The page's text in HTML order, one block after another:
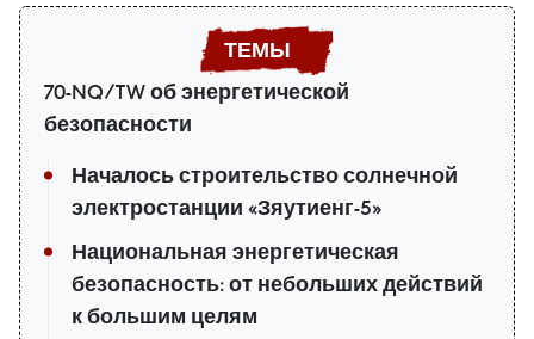
70-NQ/TW об энергетической
безопасности
Началось строительство солнечной
электростанции «Зяутиенг-5»
Национальная энергетическая
безопасность: от небольших действий
к большим целям